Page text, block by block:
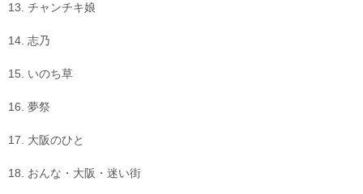
13. チャンチキ娘
14. 志乃
15. いのち草
16. 夢祭
17. 大阪のひと
18. おんな・大阪・迷い街